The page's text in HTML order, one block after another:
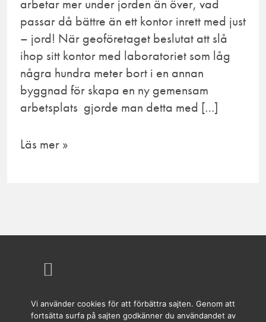
arbetar mer under jorden än över, vad
passar då bättre än ett kontor inrett med just
– jord! När geoföretaget beslutat att slå
ihop sitt kontor med laboratoriet som låg
några hundra meter bort i en annan
byggnad för skapa en ny gemensam
arbetsplats gjorde man detta med […]
Läs mer »
Vi använder cookies för att förbättra sajten. Genom att
fortsätta surfa på sajten godkänner du användandet av